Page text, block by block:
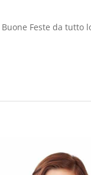
Feste da tutto